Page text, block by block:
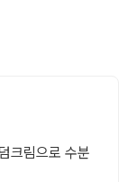
크림으로 수분